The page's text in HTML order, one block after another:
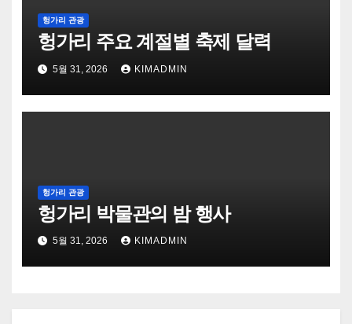
헝가리 관광
헝가리 주요 계절별 축제 달력
5월 31, 2026 KIMADMIN
헝가리 관광
헝가리 박물관의 밤 행사
5월 31, 2026 KIMADMIN